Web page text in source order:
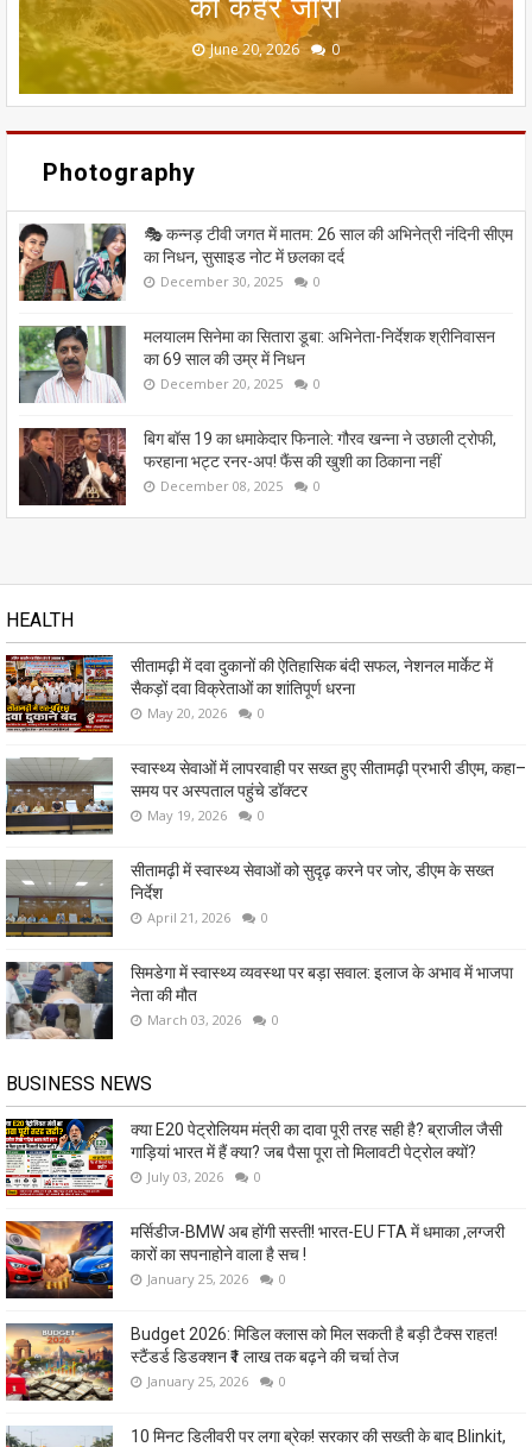
राहत
July 19, 2026 0
की लत लगाने वाले फीचर्स का मामला
July 12, 2026 0
कोर्ट के फैसले को समझिए
July 03, 2026 0
का कहर जारी
June 20, 2026 0
धरोहर खतरे में
May 13, 2026 0
Photography
🎭 कन्नड़ टीवी जगत में मातम: 26 साल की अभिनेत्री नंदिनी सीएम
का निधन, सुसाइड नोट में छलका दर्द
December 30, 2025 0
मलयालम सिनेमा का सितारा डूबा: अभिनेता-निर्देशक श्रीनिवासन
का 69 साल की उम्र में निधन
December 20, 2025 0
बिग बॉस 19 का धमाकेदार फिनाले: गौरव खन्ना ने उछाली ट्रोफी,
फरहाना भट्ट रनर-अप! फैंस की खुशी का ठिकाना नहीं
December 08, 2025 0
HEALTH
सीतामढ़ी में दवा दुकानों की ऐतिहासिक बंदी सफल, नेशनल मार्केट में
सैकड़ों दवा विक्रेताओं का शांतिपूर्ण धरना
May 20, 2026 0
स्वास्थ्य सेवाओं में लापरवाही पर सख्त हुए सीतामढ़ी प्रभारी डीएम, कहा–
समय पर अस्पताल पहुंचे डॉक्टर
May 19, 2026 0
सीतामढ़ी में स्वास्थ्य सेवाओं को सुदृढ़ करने पर जोर, डीएम के सख्त
निर्देश
April 21, 2026 0
सिमडेगा में स्वास्थ्य व्यवस्था पर बड़ा सवाल: इलाज के अभाव में भाजपा
नेता की मौत
March 03, 2026 0
BUSINESS NEWS
क्या E20 पेट्रोलियम मंत्री का दावा पूरी तरह सही है? ब्राजील जैसी
गाड़ियां भारत में हैं क्या? जब पैसा पूरा तो मिलावटी पेट्रोल क्यों?
July 03, 2026 0
मर्सिडीज-BMW अब होंगी सस्ती! भारत-EU FTA में धमाका ,लग्जरी
कारों का सपनाहोने वाला है सच !
January 25, 2026 0
Budget 2026: मिडिल क्लास को मिल सकती है बड़ी टैक्स राहत!
स्टैंडर्ड डिडक्शन ₹1 लाख तक बढ़ने की चर्चा तेज
January 25, 2026 0
10 मिनट डिलीवरी पर लगा ब्रेक! सरकार की सख्ती के बाद Blinkit,